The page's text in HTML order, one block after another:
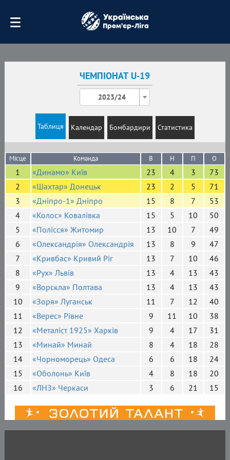
ЧЕМПІОНАТ U-19
2023/24
Таблиця Календар Бомбардири Статистика
Місце Команда В Н П О
1 «Динамо» Київ 23 4 3
73
2
«Шахтар» Донецьк 23 2 5
71
3
«Дніпро-1» Дніпро 15 8 7
53
4
«Колос» Ковалівка 15 5 10
50
5
«Полісся» Житомир 13 10 7
49
6
«Олександрія» Олександрія 13 8 9
47
7
«Кривбас» Кривий Ріг 13 7 10
46
8
«Рух» Львів 13 4 13
43
9
«Ворскла» Полтава 13 4 13
43
10
«Зоря» Луганськ 11 7 12
40
11
«Верес» Рівне 9 11 10
38
12
«Металіст 1925» Харків 9 4 17
31
13
«Минай» Минай 8 4 18
28
14
«Чорноморець» Одеса 6 6 18
24
15
«Оболонь» Київ 4 8 18
20
16
«ЛНЗ» Черкаси 3 6 21 15